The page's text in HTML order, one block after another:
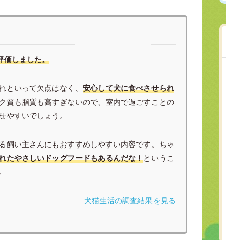
価しました。
といって欠点はなく、安心して犬に食べさせられ
質も脂質も高すぎないので、室内で過ごすことの
やすいでしょう。
飼い主さんにもおすすめしやすい内容です。ちゃ
たやさしいドッグフードもあるんだな！というこ
犬猫生活の調査結果を見る